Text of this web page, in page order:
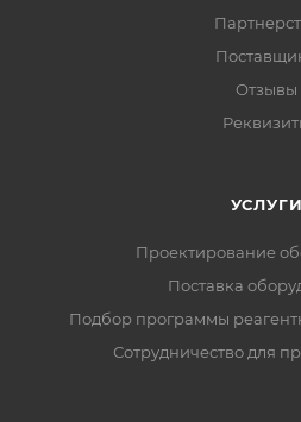
Отзывы
УСЛУГИ
Проектирование
Поставка
Подбор программы
Сотрудничество для